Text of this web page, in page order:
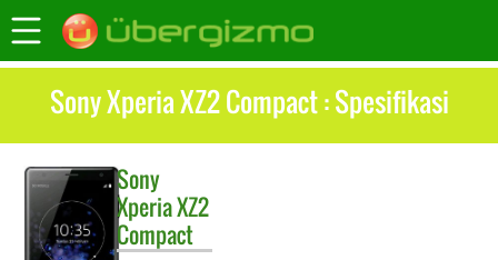
Sony Xperia XZ2 Compact : Spesifikasi
Sony
Xperia XZ2
Compact